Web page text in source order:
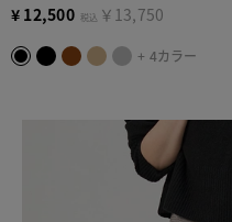
¥ 12,500 税込 ￥13,750
+ 4カラー